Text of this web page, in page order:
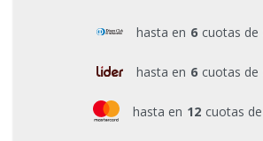
hasta en 6 cuotas de
hasta en 6 cuotas de
hasta en 12 cuotas de
Piscinas e Inflables